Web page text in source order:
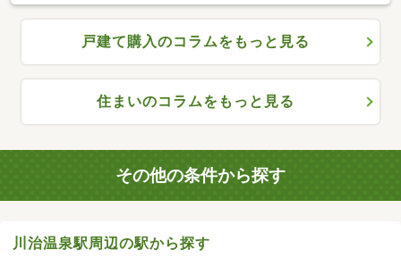
戸建て購入のコラムをもっと見る
住まいのコラムをもっと見る
その他の条件から探す
川治温泉駅周辺の駅から探す